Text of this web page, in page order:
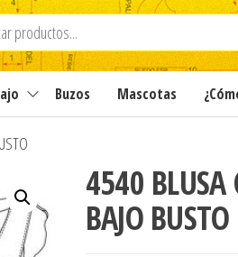
Buzos Mascotas
4540 BLUSA
BAJO BUSTO